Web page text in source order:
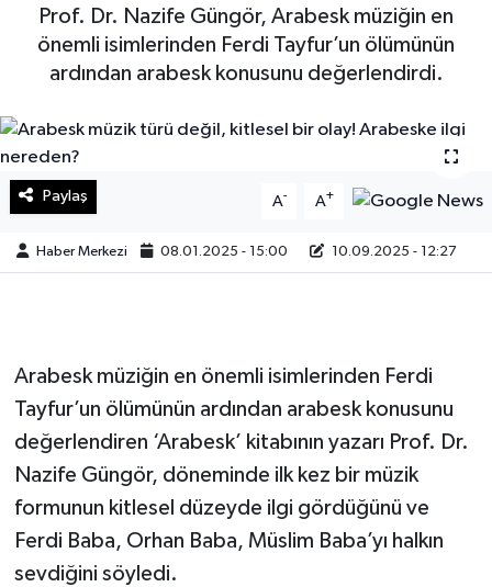
Prof. Dr. Nazife Güngör, Arabesk müziğin en
önemli isimlerinden Ferdi Tayfur’un ölümünün
ardından arabesk konusunu değerlendirdi.
Paylaş A- A+
Haber Merkezi 08.01.2025 - 15:00 10.09.2025 - 12:27
Arabesk müziğin en önemli isimlerinden Ferdi
Tayfur’un ölümünün ardından arabesk konusunu
değerlendiren ‘Arabesk’ kitabının yazarı Prof. Dr.
Nazife Güngör, döneminde ilk kez bir müzik
formunun kitlesel düzeyde ilgi gördüğünü ve
Ferdi Baba, Orhan Baba, Müslim Baba’yı halkın
sevdiğini söyledi.
Otomobil
Sağlık
Teknoloji
Yaşam